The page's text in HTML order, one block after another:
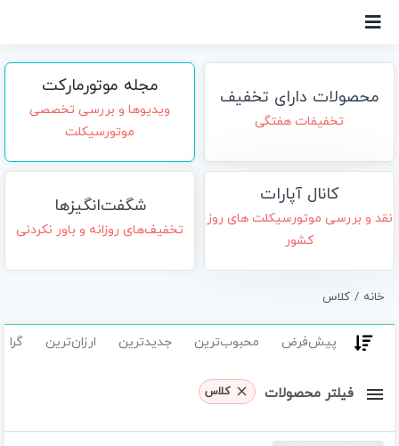
Skip
content
محصولات دارای تخفیف
تخفیفات هفتگی
مجله موتورمارکت
ویدیوها و بررسی تخصصی
موتورسیکلت
کانال آپارات
نقد و بررسی موتورسیکلت های روز
کشور
شگفت‌انگیزها
تخفیف‌های روزانه و باور نکردنی
خانه کلاس
پیش‌فرض محبوب‌ترین جدیدترین ارزان‌ترین
فیلتر محصولات کلاس